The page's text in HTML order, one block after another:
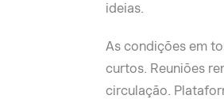
ideias.
As condições em
curtos. Reuniões
circulação.